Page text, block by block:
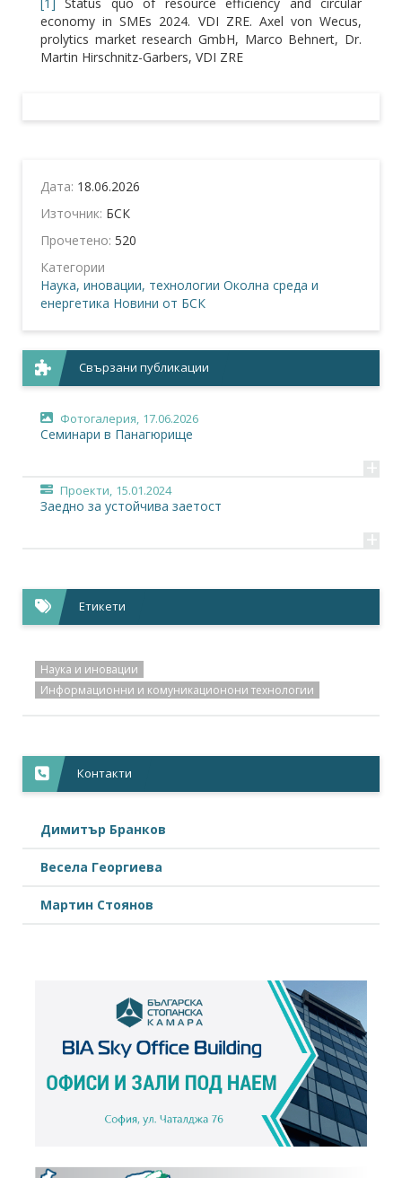
[1] Status quo of resource efficiency and circular
economy in SMEs 2024. VDI ZRE. Axel von Wecus,
prolytics market research GmbH, Marco Behnert, Dr.
Martin Hirschnitz-Garbers, VDI ZRE
Дата: 18.06.2026
Източник: БСК
Прочетено: 520
Категории
Наука, иновации, технологии Околна среда и
енергетика Новини от БСК
Свързани публикации
Фотогалерия, 17.06.2026
Семинари в Панагюрище
+
Проекти, 15.01.2024
Заедно за устойчива заетост
+
Етикети
Наука и иновации
Информационни и комуникационони технологии
Контакти
Димитър Бранков
Весела Георгиева
Мартин Стоянов